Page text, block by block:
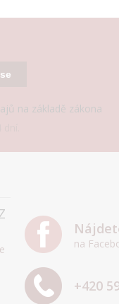
na základě zákona
na
+420